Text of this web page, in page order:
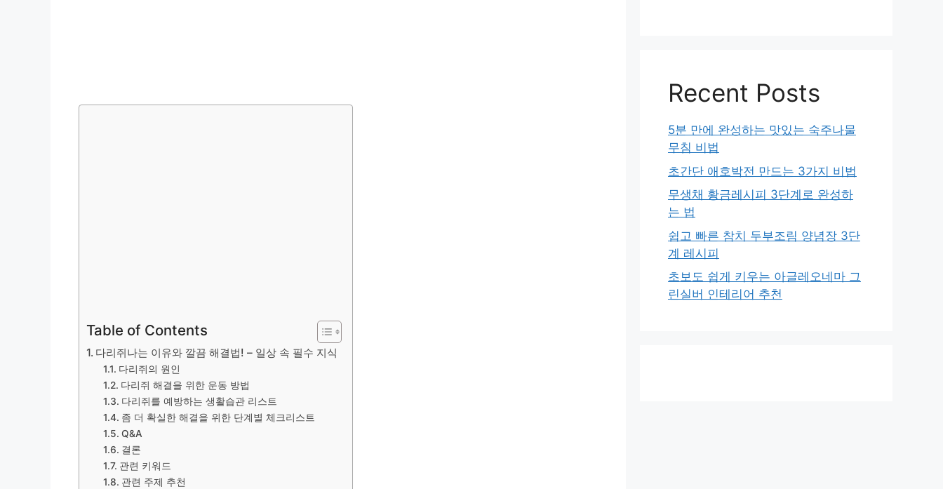
Table of Contents
다리쥐나는 이유와 깔끔 해결법! – 일상 속 필수 지식
다리쥐의 원인
다리쥐 해결을 위한 운동 방법
다리쥐를 예방하는 생활습관 리스트
좀 더 확실한 해결을 위한 단계별 체크리스트
Q&A
결론
관련 키워드
관련 주제 추천
Recent Posts
5분 만에 완성하는 맛있는 숙주나물
무침 비법
초간단 애호박전 만드는 3가지 비법
무생채 황금레시피 3단계로 완성하
는 법
쉽고 빠른 참치 두부조림 양념장 3단
계 레시피
초보도 쉽게 키우는 아글레오네마 그
린실버 인테리어 추천